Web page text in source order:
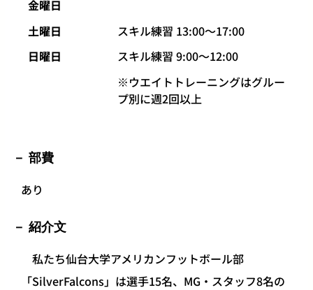
金曜日
土曜日
スキル練習 13:00〜17:00
日曜日
スキル練習 9:00～12:00
※ウエイトトレーニングはグルー
プ別に週2回以上
部費
あり
紹介文
私たち仙台大学アメリカンフットボール部
「SilverFalcons」は選手15名、MG・スタッフ8名の